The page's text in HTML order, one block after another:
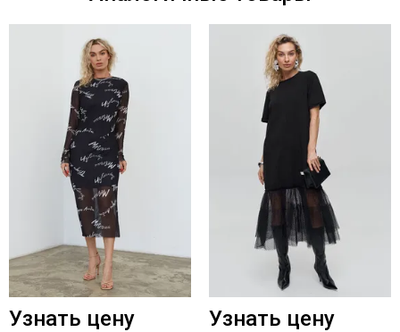
Узнать цену Узнать цену